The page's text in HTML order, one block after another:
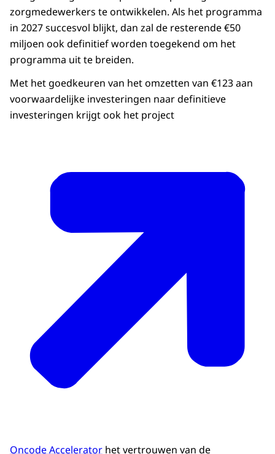
zorgmedewerkers te ontwikkelen. Als het programma
in 2027 succesvol blijkt, dan zal de resterende €50
miljoen ook definitief worden toegekend om het
programma uit te breiden.
Met het goedkeuren van het omzetten van €123 aan
voorwaardelijke investeringen naar definitieve
investeringen krijgt ook het project
Oncode Accelerator het vertrouwen van de